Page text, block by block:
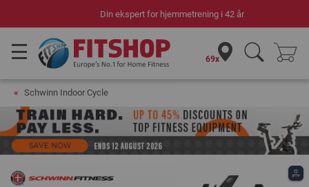
Din ekspert for hjemmetrening i 42 år
69x
Schwinn Indoor Cycle